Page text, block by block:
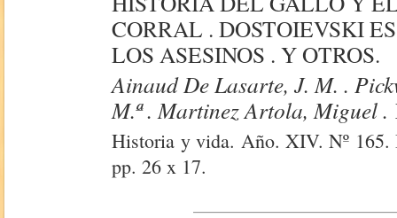
CORRAL . DOSTOIEVSKI
LOS ASESINOS . Y OTROS.
Ainaud De Lasarte, J. M. .
M.ª . Martinez Artola, Miguel .
Historia y vida. Año. XIV. Nº 165.
pp. 26 x 17.